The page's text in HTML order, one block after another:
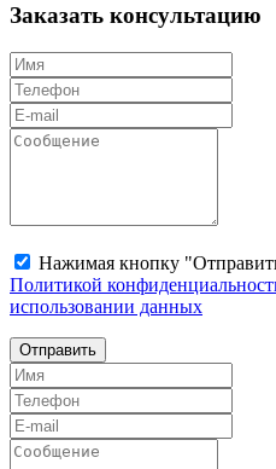
Заказать консультацию
Нажимая кнопку
Политикой
использовании данных
Отправить